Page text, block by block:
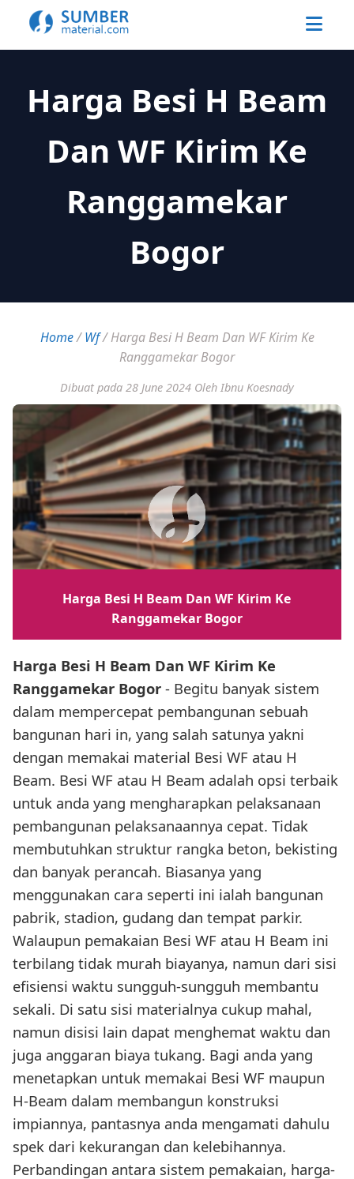
Harga Besi H Beam
Dan WF Kirim Ke
Ranggamekar
Bogor
Home/Wf/Harga Besi H Beam Dan WF Kirim Ke
Ranggamekar Bogor
Dibuat pada 28 June 2024 Oleh Ibnu Koesnady
Harga Besi H Beam Dan WF Kirim Ke
Ranggamekar Bogor
Harga Besi H Beam Dan WF Kirim Ke
Ranggamekar Bogor - Begitu banyak sistem
dalam mempercepat pembangunan sebuah
bangunan hari in, yang salah satunya yakni
dengan memakai material Besi WF atau H
Beam. Besi WF atau H Beam adalah opsi terbaik
untuk anda yang mengharapkan pelaksanaan
pembangunan pelaksanaannya cepat. Tidak
membutuhkan struktur rangka beton, bekisting
dan banyak perancah. Biasanya yang
menggunakan cara seperti ini ialah bangunan
pabrik, stadion, gudang dan tempat parkir.
Walaupun pemakaian Besi WF atau H Beam ini
terbilang tidak murah biayanya, namun dari sisi
efisiensi waktu sungguh-sungguh membantu
sekali. Di satu sisi materialnya cukup mahal,
namun disisi lain dapat menghemat waktu dan
juga anggaran biaya tukang. Bagi anda yang
menetapkan untuk memakai Besi WF maupun
H-Beam dalam membangun konstruksi
impiannya, pantasnya anda mengamati dahulu
spek dari kekurangan dan kelebihannya.
Perbandingan antara sistem pemakaian, harga-